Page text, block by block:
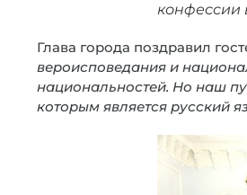
конфессии
Глава города поздравил
вероисповедания и
национальностей. Но наш
которым является русский